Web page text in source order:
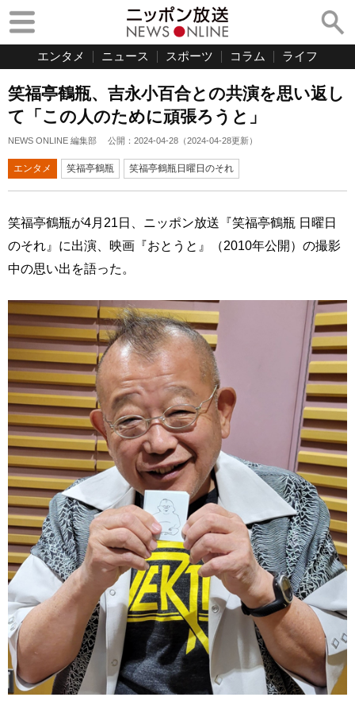
エンタメ ニュース スポーツ コラム ライフ
笑福亭鶴瓶、吉永小百合との共演を思い返し
て「この人のために頑張ろうと」
NEWS ONLINE 編集部 公開： 2024-04-28 （2024-04-28更新）
エンタメ 笑福亭鶴瓶 笑福亭鶴瓶日曜日のそれ
笑福亭鶴瓶が4月21日、ニッポン放送『笑福亭鶴瓶 日曜日
のそれ』に出演、映画『おとうと』（2010年公開）の撮影
中の思い出を語った。